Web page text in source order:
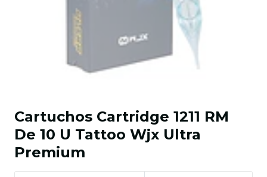
Cartuchos Cartridge 1211 RM
De 10 U Tattoo Wjx Ultra
Premium